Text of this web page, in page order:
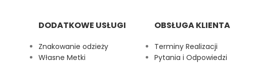
DODATKOWE USŁUGI
Znakowanie odzieży
Własne Metki
OBSŁUGA KLIENTA
Terminy Realizacji
Pytania i Odpowiedzi